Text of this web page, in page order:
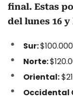
final. Estas
del lunes 16
Sur:$100.000
Norte:
Oriental:
Occidental